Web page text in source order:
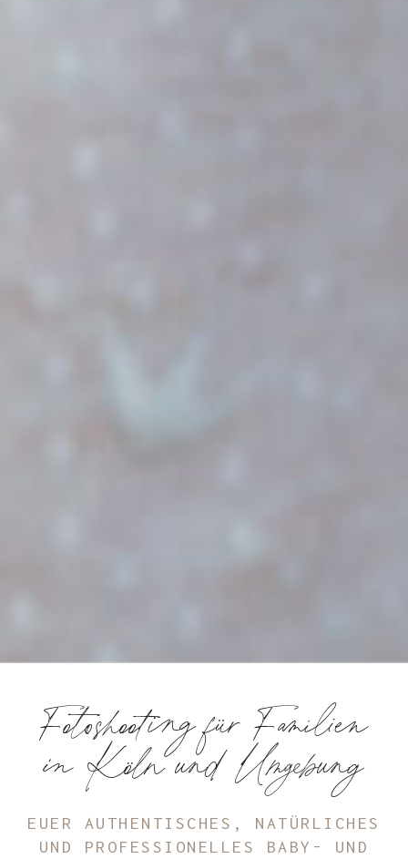
Fotoshooting für Familien
in Köln und Umgebung
EUER AUTHENTISCHES, NATÜRLICHES
UND PROFESSIONELLES BABY- UND